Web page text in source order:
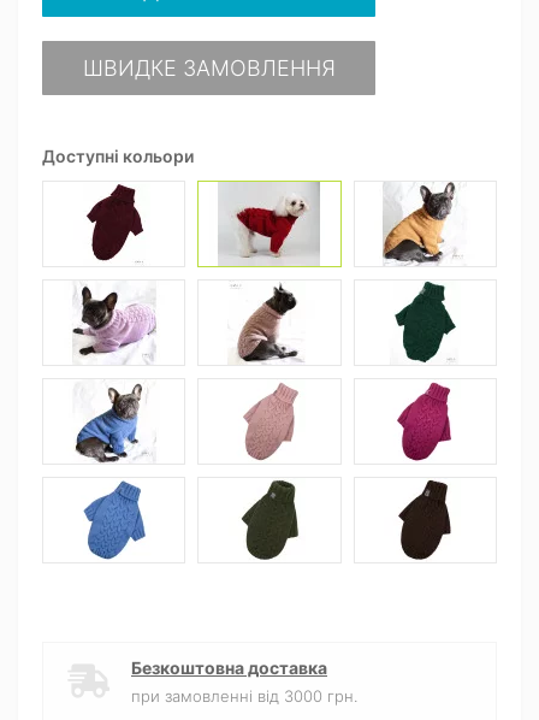
Доступні кольори
ШВИДКЕ ЗАМОВЛЕННЯ
Безкоштовна доставка
при замовленні від 3000 грн.